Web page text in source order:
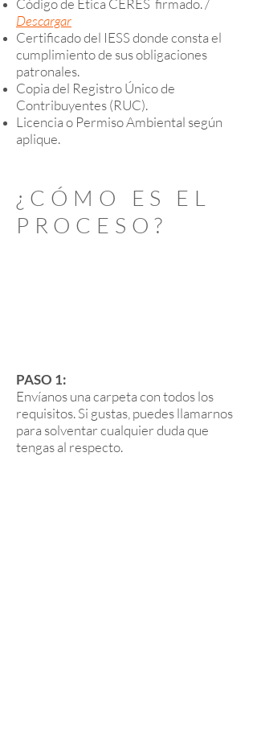
Código de Ética CERES firmado. /
Descargar
Certificado del IESS donde consta el
cumplimiento de sus obligaciones
patronales.
Copia del Registro Único de
Contribuyentes (RUC).
Licencia o Permiso Ambiental según
aplique.
¿CÓMO ES EL
PROCESO?
PASO 1:
Envíanos una carpeta con todos los
requisitos. Si gustas, puedes llamarnos
para solventar cualquier duda que
tengas al respecto.